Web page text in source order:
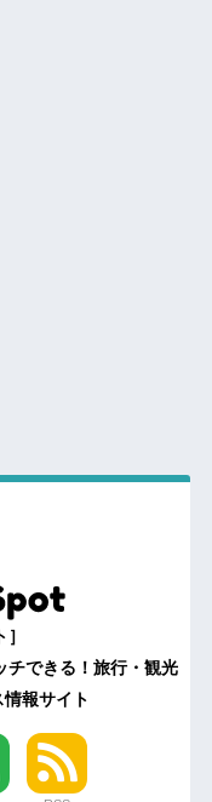
チできる！旅行・観光
報サイト